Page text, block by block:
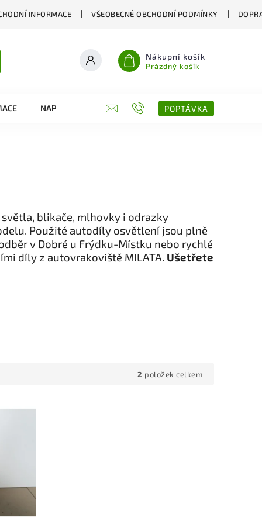
INFORMACE VŠEOBECNÉ OBCHODNÍ PODMÍNKY
Nákupní košík
Prázdný košík
NAPIŠTE NÁM KONTAKTY POPTÁVKA
blikače, mlhovky i odrazky
Použité autodíly osvětlení jsou plně
v Dobré u Frýdku-Místku nebo rychlé
díly z autovrakoviště MILATA. Ušetřete
2 položek celkem